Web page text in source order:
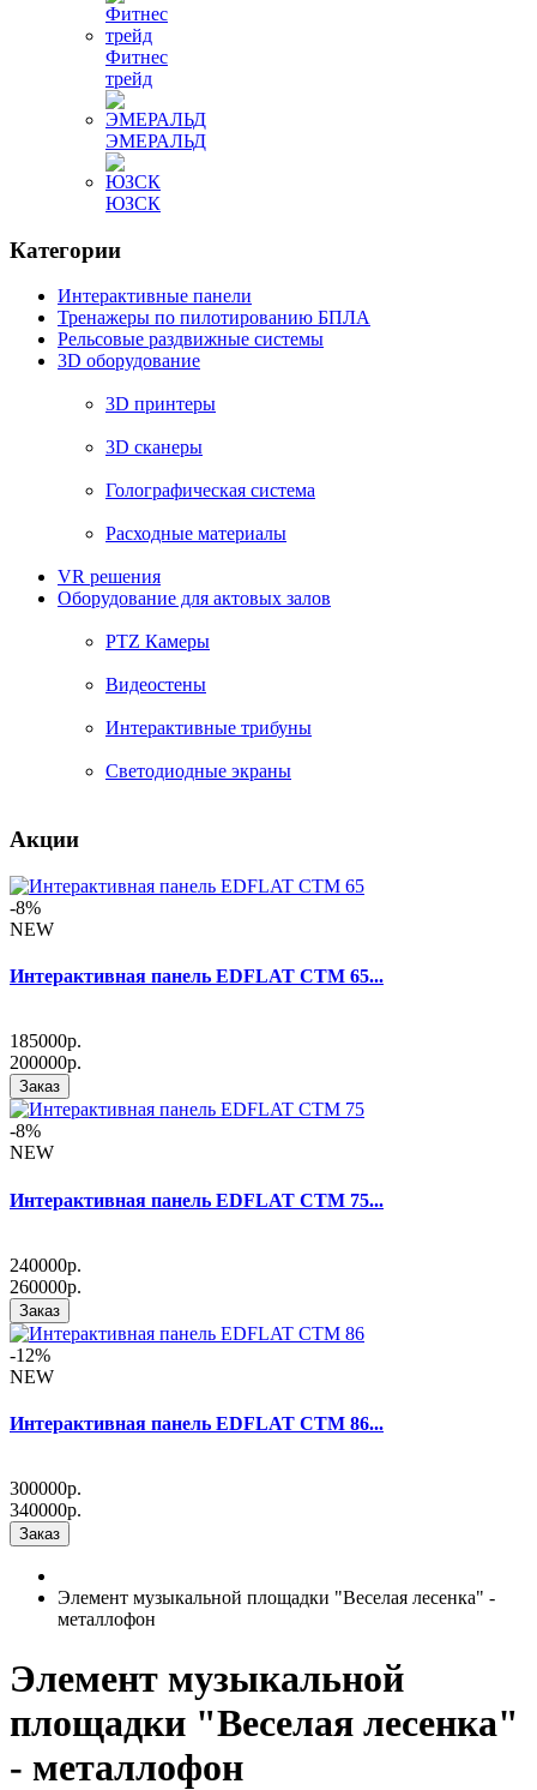
Фитнес
трейд
ЭМЕРАЛЬД
ЮЗСК
Категории
Интерактивные панели
Тренажеры по пилотированию БПЛА
Рельсовые раздвижные системы
3D оборудование
3D принтеры
3D сканеры
Голографическая система
Расходные материалы
VR решения
Оборудование для актовых залов
PTZ Камеры
Видеостены
Интерактивные трибуны
Светодиодные экраны
Акции
-8%
NEW
Интерактивная панель EDFLAT CTM 65...
185000р.
200000р.
Заказ
-8%
NEW
Интерактивная панель EDFLAT CTM 75...
240000р.
260000р.
Заказ
-12%
NEW
Интерактивная панель EDFLAT CTM 86...
300000р.
340000р.
Заказ
Элемент музыкальной площадки "Веселая лесенка" -
металлофон
Элемент музыкальной
площадки "Веселая лесенка"
- металлофон